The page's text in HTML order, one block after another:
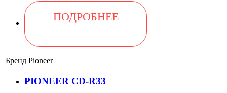
ПОДРОБНЕЕ
Бренд Pioneer
PIONEER CD-R33